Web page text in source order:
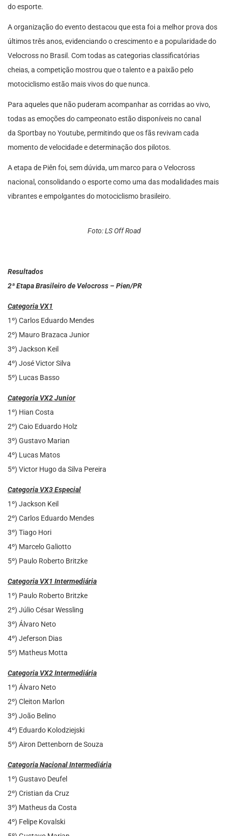
do esporte.
A organização do evento destacou que esta foi a melhor prova dos
últimos três anos, evidenciando o crescimento e a popularidade do
Velocross no Brasil. Com todas as categorias classificatórias
cheias, a competição mostrou que o talento e a paixão pelo
motociclismo estão mais vivos do que nunca.
Para aqueles que não puderam acompanhar as corridas ao vivo,
todas as emoções do campeonato estão disponíveis no canal
da Sportbay no Youtube, permitindo que os fãs revivam cada
momento de velocidade e determinação dos pilotos.
A etapa de Piên foi, sem dúvida, um marco para o Velocross
nacional, consolidando o esporte como uma das modalidades mais
vibrantes e empolgantes do motociclismo brasileiro.
Foto: LS Off Road
Resultados
2ª Etapa Brasileiro de Velocross – Pien/PR
Categoria VX1
1º) Carlos Eduardo Mendes
2º) Mauro Brazaca Junior
3º) Jackson Keil
4º) José Victor Silva
5º) Lucas Basso
Categoria VX2 Junior
1º) Hian Costa
2º) Caio Eduardo Holz
3º) Gustavo Marian
4º) Lucas Matos
5º) Victor Hugo da Silva Pereira
Categoria VX3 Especial
1º) Jackson Keil
2º) Carlos Eduardo Mendes
3º) Tiago Hori
4º) Marcelo Galiotto
5º) Paulo Roberto Britzke
Categoria VX1 Intermediária
1º) Paulo Roberto Britzke
2º) Júlio César Wessling
3º) Álvaro Neto
4º) Jeferson Dias
5º) Matheus Motta
Categoria VX2 Intermediária
1º) Álvaro Neto
2º) Cleiton Marlon
3º) João Belino
4º) Eduardo Kolodziejski
5º) Airon Dettenborn de Souza
Categoria Nacional Intermediária
1º) Gustavo Deufel
2º) Cristian da Cruz
3º) Matheus da Costa
4º) Felipe Kovalski